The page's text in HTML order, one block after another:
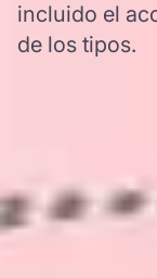
incluido el
de los tipos.